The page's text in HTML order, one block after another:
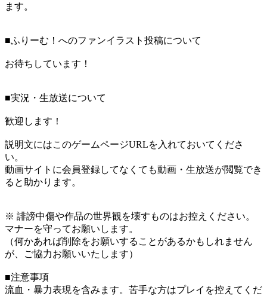
ます。
■ふりーむ！へのファンイラスト投稿について
お待ちしています！
■実況・生放送について
歓迎します！
説明文にはこのゲームページURLを入れておいてくださ
い。
動画サイトに会員登録してなくても動画・生放送が閲覧でき
ると助かります。
※ 誹謗中傷や作品の世界観を壊すものはお控えください。
マナーを守ってお願いします。
（何かあれば削除をお願いすることがあるかもしれません
が、ご協力お願いいたします）
■注意事項
流血・暴力表現を含みます。苦手な方はプレイを控えてくだ